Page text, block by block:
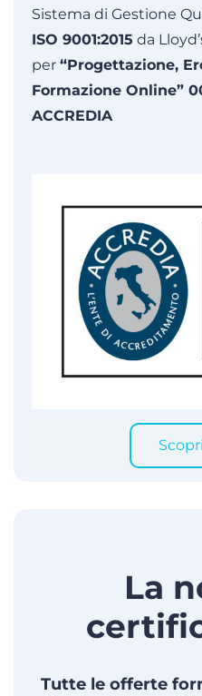
Sistema di Gestione
ISO 9001:2015 da
per “Progettazione,
Formazione Online”
ACCREDIA
La
Tutte le offerte